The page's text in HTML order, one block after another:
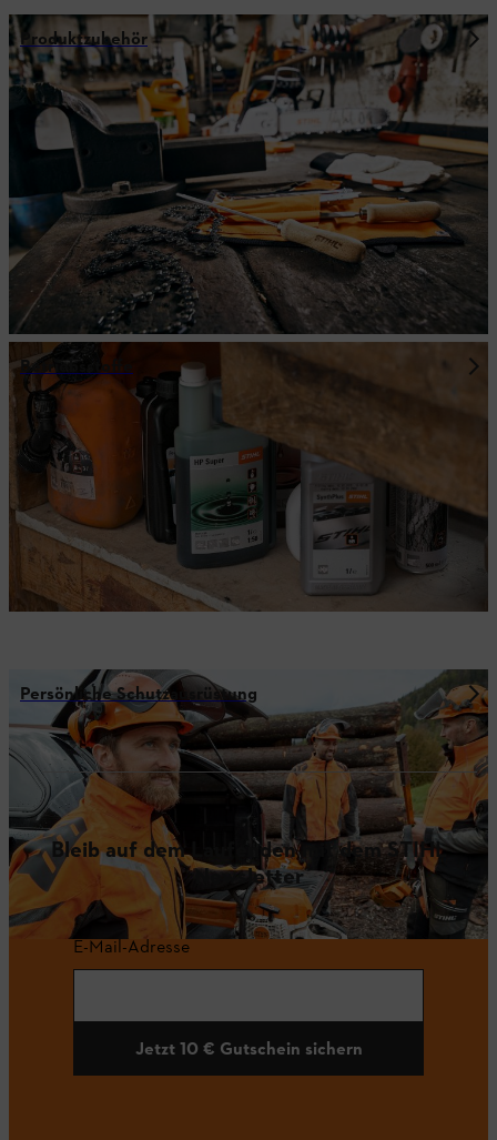
Produktzubehör
Betriebsstoffe
Persönliche Schutzausrüstung
Bleib auf dem Laufenden mit dem STIHL
Newsletter
E-Mail-Adresse
Jetzt 10 € Gutschein sichern